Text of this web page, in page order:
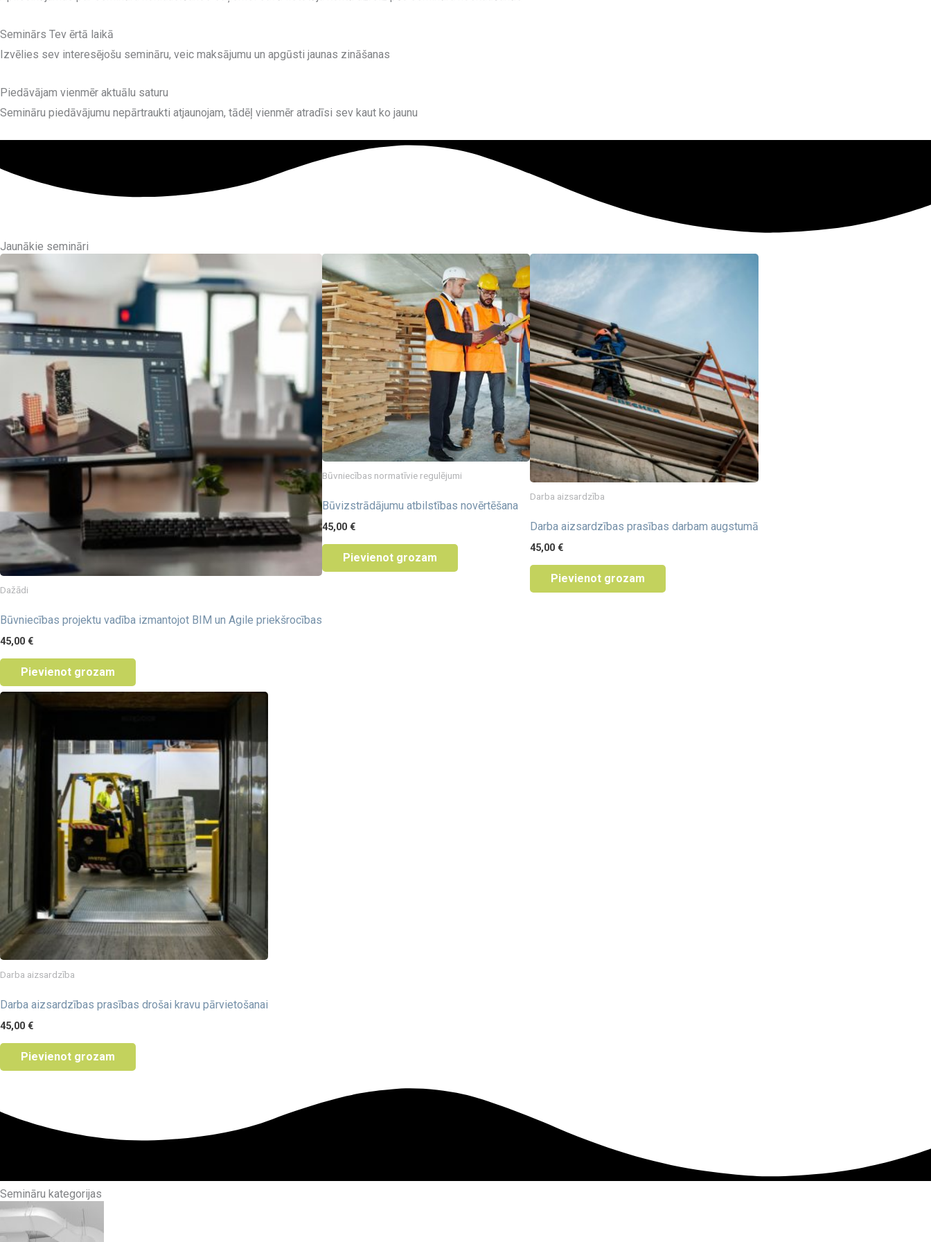
Seminārs Tev ērtā laikā
Izvēlies sev interesējošu semināru, veic maksājumu un apgūsti jaunas zināšanas
Piedāvājam vienmēr aktuālu saturu
Semināru piedāvājumu nepārtraukti atjaunojam, tādēļ vienmēr atradīsi sev kaut ko jaunu
Jaunākie semināri
Dažādi
Būvniecības projektu vadība izmantojot BIM un Agile priekšrocības
45,00 €
Pievienot grozam
Būvniecības normatīvie regulējumi
Būvizstrādājumu atbilstības novērtēšana
45,00 €
Pievienot grozam
Darba aizsardzība
Darba aizsardzības prasības darbam augstumā
45,00 €
Pievienot grozam
Darba aizsardzība
Darba aizsardzības prasības drošai kravu pārvietošanai
45,00 €
Pievienot grozam
Semināru kategorijas